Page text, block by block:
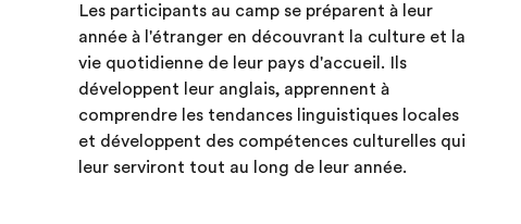
Les participants au camp se préparent à leur
année à l'étranger en découvrant la culture et la
vie quotidienne de leur pays d'accueil. Ils
développent leur anglais, apprennent à
comprendre les tendances linguistiques locales
et développent des compétences culturelles qui
leur serviront tout au long de leur année.